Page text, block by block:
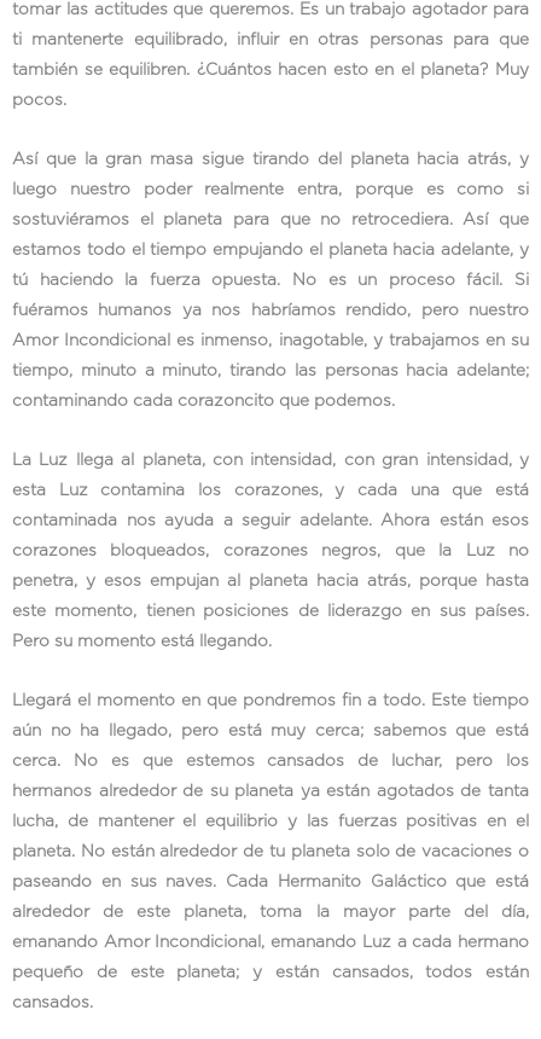
tomar las actitudes que queremos. Es un trabajo agotador para
ti mantenerte equilibrado, influir en otras personas para que
también se equilibren. ¿Cuántos hacen esto en el planeta? Muy
pocos.
Así que la gran masa sigue tirando del planeta hacia atrás, y
luego nuestro poder realmente entra, porque es como si
sostuviéramos el planeta para que no retrocediera. Así que
estamos todo el tiempo empujando el planeta hacia adelante, y
tú haciendo la fuerza opuesta. No es un proceso fácil. Si
fuéramos humanos ya nos habríamos rendido, pero nuestro
Amor Incondicional es inmenso, inagotable, y trabajamos en su
tiempo, minuto a minuto, tirando las personas hacia adelante;
contaminando cada corazoncito que podemos.
La Luz llega al planeta, con intensidad, con gran intensidad, y
esta Luz contamina los corazones, y cada una que está
contaminada nos ayuda a seguir adelante. Ahora están esos
corazones bloqueados, corazones negros, que la Luz no
penetra, y esos empujan al planeta hacia atrás, porque hasta
este momento, tienen posiciones de liderazgo en sus países.
Pero su momento está llegando.
Llegará el momento en que pondremos fin a todo. Este tiempo
aún no ha llegado, pero está muy cerca; sabemos que está
cerca. No es que estemos cansados de luchar, pero los
hermanos alrededor de su planeta ya están agotados de tanta
lucha, de mantener el equilibrio y las fuerzas positivas en el
planeta. No están alrededor de tu planeta solo de vacaciones o
paseando en sus naves. Cada Hermanito Galáctico que está
alrededor de este planeta, toma la mayor parte del día,
emanando Amor Incondicional, emanando Luz a cada hermano
pequeño de este planeta; y están cansados, todos están
cansados.